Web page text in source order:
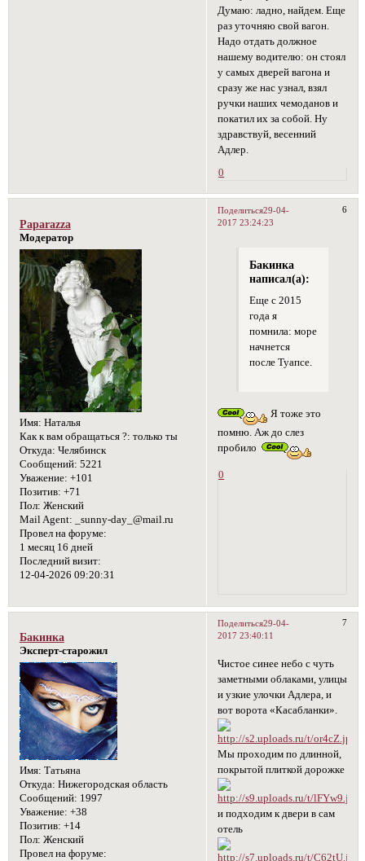
Думаю: ладно, найдем. Еще
раз уточняю свой вагон.
Надо отдать должное
нашему водителю: он стоял
у самых дверей вагона и
сразу же нас узнал, взял
ручки наших чемоданов и
покатил их за собой. Ну
здравствуй, весенний
Адлер.
0
Поделиться 6
29-04-
2017 23:24:23
Paparazza
Модератор
Имя: Наталья
Как к вам обращаться ?: только ты
Откуда: Челябинск
Сообщений: 5221
Уважение: +101
Позитив: +71
Пол: Женский
Mail Agent: _sunny-day_@mail.ru
Провел на форуме:
1 месяц 16 дней
Последний визит:
12-04-2026 09:20:31
Бакинка
написал(а):
Еще с 2015
года я
помнила: море
начнется
после Туапсе.
Я тоже это
помню. Аж до слез
пробило
0
Поделиться 7
29-04-
2017 23:40:11
Бакинка
Эксперт-старожил
Имя: Татьяна
Откуда: Нижегородская область
Сообщений: 1997
Уважение: +38
Позитив: +14
Пол: Женский
Провел на форуме:
Чистое синее небо с чуть
заметными облаками, улицы
и узкие улочки Адлера, и
вот ворота «Касабланки».
Мы проходим по длинной,
покрытой плиткой дорожке
и подходим к двери в сам
отель